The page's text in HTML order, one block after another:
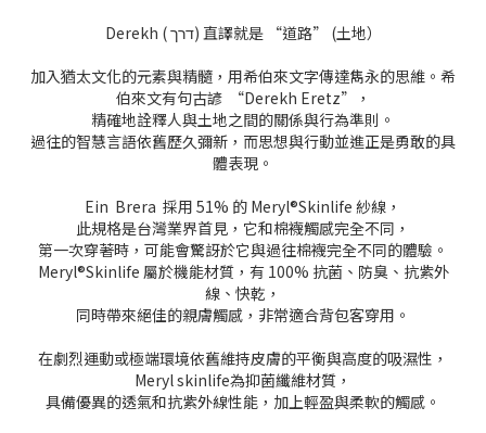
Derekh ( דרך) 直譯就是 “道路” (土地）
加入猶太文化的元素與精髓，用希伯來文字傳達雋永的思維。 希
伯來文有句古諺 “Derekh Eretz”，
精確地詮釋人與土地之間的關係與行為準則。
過往的智慧言語依舊歷久彌新， 而思想與行動並進正是勇敢的具
體表現。
Ein Brera 採用 51% 的 Meryl®Skinlife 紗線，
此規格是台灣業界首見， 它和棉襪觸感完全不同，
第一次穿著時， 可能會驚訝於它與過往棉襪完全不同的體驗。
Meryl®Skinlife 屬於機能材質，有 100% 抗菌、防臭、 抗紫外
線、快乾，
同時帶來絕佳的親膚觸感，非常適合背包客穿用。
在劇烈運動或極端環境依舊維持皮膚的平衡與高度的吸濕性，
Meryl skinlife為抑菌纖維材質，
具備優異的透氣和抗紫外線性能，加上輕盈與柔軟的觸感。